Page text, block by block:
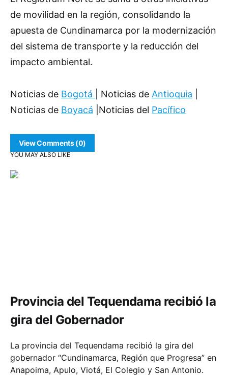
de movilidad en la región, consolidando la
apuesta de Cundinamarca por la modernización
del sistema de transporte y la reducción del
impacto ambiental.
Noticias de Bogotá | Noticias de Antioquia
Noticias de Boyacá |Noticias del Pacífico
View Comments (0)
YOU MAY ALSO LIKE
Provincia del Tequendama recibió la
gira del Gobernador
La provincia del Tequendama recibió la gira del
gobernador “Cundinamarca, Región que Progresa” en
Anapoima, Apulo, Viotá, El Colegio y San Antonio.